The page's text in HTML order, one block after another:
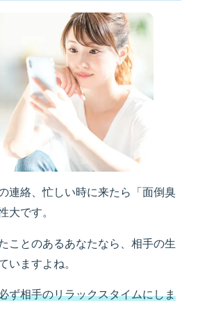
連絡、忙しい時に来たら「面倒臭
大です。
ことのあるあなたなら、相手の生
いますよね。
ず相手のリラックスタイムにしま